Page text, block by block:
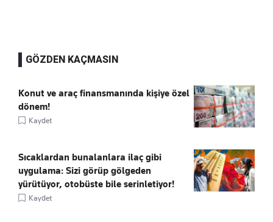
GÖZDEN KAÇMASIN
Konut ve araç finansmanında kişiye özel
dönem!
Kaydet
Sıcaklardan bunalanlara ilaç gibi
uygulama: Sizi görüp gölgeden
yürütüyor, otobüste bile serinletiyor!
Kaydet